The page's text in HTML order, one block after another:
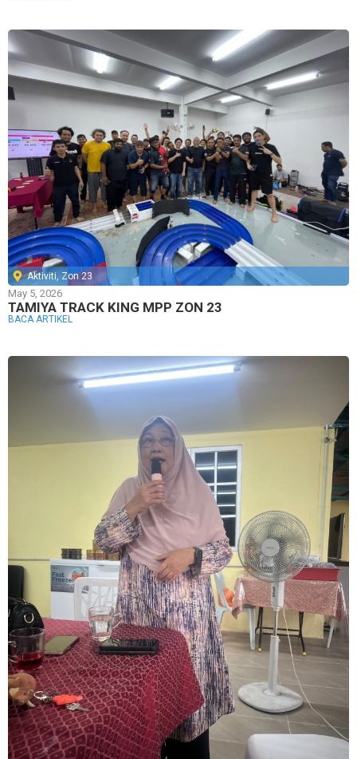
Aktiviti, Zon 23
May 5, 2026
TAMIYA TRACK KING MPP ZON 23
BACA ARTIKEL